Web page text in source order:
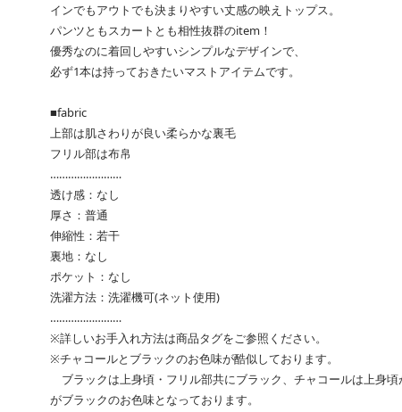
インでもアウトでも決まりやすい丈感の映えトップス。
パンツともスカートとも相性抜群のitem！
優秀なのに着回しやすいシンプルなデザインで、
必ず1本は持っておきたいマストアイテムです。
■fabric
上部は肌さわりが良い柔らかな裏毛
フリル部は布帛
……………………
透け感：なし
厚さ：普通
伸縮性：若干
裏地：なし
ポケット：なし
洗濯方法：洗濯機可(ネット使用)
……………………
※詳しいお手入れ方法は商品タグをご参照ください。
※チャコールとブラックのお色味が酷似しております。
ブラックは上身頃・フリル部共にブラック、チャコールは上身
がブラックのお色味となっております。